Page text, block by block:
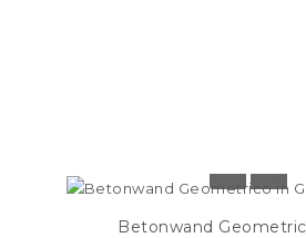
Betonwand